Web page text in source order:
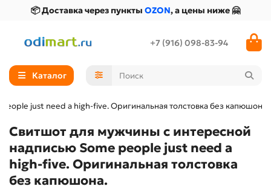
📦 Доставка через пункты OZON, а цены ниже 🤗
+7 (916) 098-83-94
Каталог
just need a high-five. Оригинальная толстовка без капюшона.
Свитшот для мужчины с интересной
надписью Some people just need a
high-five. Оригинальная толстовка
без капюшона.